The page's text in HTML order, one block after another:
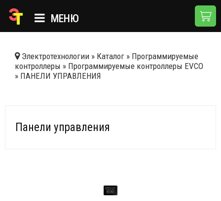
МЕНЮ
КАТАЛОГ
НОВОСТИ
Электротехнологии » Каталог » Программируемые
контроллеры » Программируемые контроллеры EVCO
» ПАНЕЛИ УПРАВЛЕНИЯ
Панели управления